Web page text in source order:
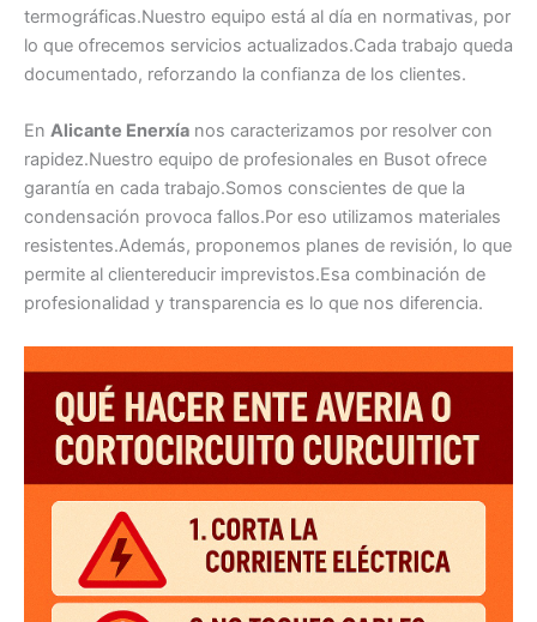
termográficas.Nuestro equipo está al día en normativas, por
lo que ofrecemos servicios actualizados.Cada trabajo queda
documentado, reforzando la confianza de los clientes.
En Alicante Enerxía nos caracterizamos por resolver con
rapidez.Nuestro equipo de profesionales en Busot ofrece
garantía en cada trabajo.Somos conscientes de que la
condensación provoca fallos.Por eso utilizamos materiales
resistentes.Además, proponemos planes de revisión, lo que
permite al clientereducir imprevistos.Esa combinación de
profesionalidad y transparencia es lo que nos diferencia.